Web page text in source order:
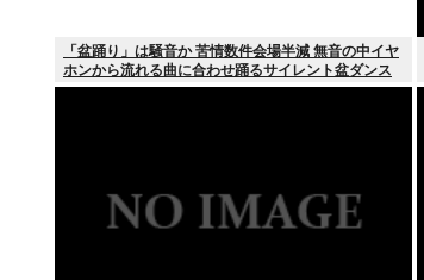
「盆踊り」は騒音か 苦情数件会場半減 無音の中イヤ
ホンから流れる曲に合わせ踊るサイレント盆ダンス
も